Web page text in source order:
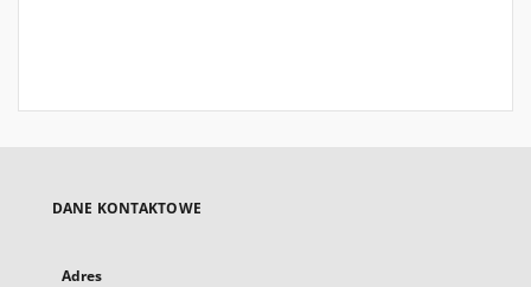
DANE KONTAKTOWE
Adres